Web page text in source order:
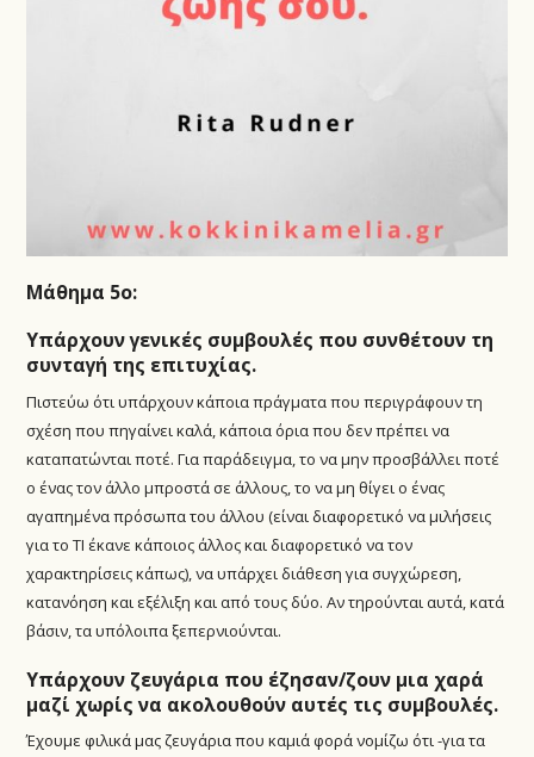
Μάθημα 5ο:
Υπάρχουν γενικές συμβουλές που συνθέτουν τη
συνταγή της επιτυχίας.
Πιστεύω ότι υπάρχουν κάποια πράγματα που περιγράφουν τη
σχέση που πηγαίνει καλά, κάποια όρια που δεν πρέπει να
καταπατώνται ποτέ. Για παράδειγμα, το να μην προσβάλλει ποτέ
ο ένας τον άλλο μπροστά σε άλλους, το να μη θίγει ο ένας
αγαπημένα πρόσωπα του άλλου (είναι διαφορετικό να μιλήσεις
για το ΤΙ έκανε κάποιος άλλος και διαφορετικό να τον
χαρακτηρίσεις κάπως), να υπάρχει διάθεση για συγχώρεση,
κατανόηση και εξέλιξη και από τους δύο. Αν τηρούνται αυτά, κατά
βάσιν, τα υπόλοιπα ξεπερνιούνται.
Υπάρχουν ζευγάρια που έζησαν/ζουν μια χαρά
μαζί χωρίς να ακολουθούν αυτές τις συμβουλές.
Έχουμε φιλικά μας ζευγάρια που καμιά φορά νομίζω ότι -για τα